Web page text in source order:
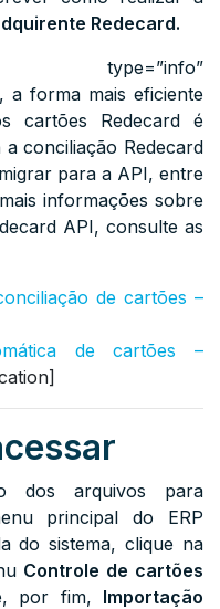
Redecard.
a forma mais eficiente
cartões Redecard é
conciliação Redecard
para a API, entre
informações sobre
API, consulte as
de cartões –
de cartões –
dos arquivos para
principal do ERP
do sistema, clique na
Controle de cartões
por fim, Importação